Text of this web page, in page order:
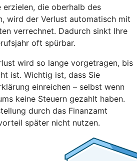
die oberhalb des
wird der Verlust automatisch mit
verrechnet. Dadurch sinkt Ihre
oft spürbar.
wird so lange vorgetragen, bis
ist. Wichtig ist, dass Sie
einreichen – selbst wenn
keine Steuern gezahlt haben.
durch das Finanzamt
später nicht nutzen.